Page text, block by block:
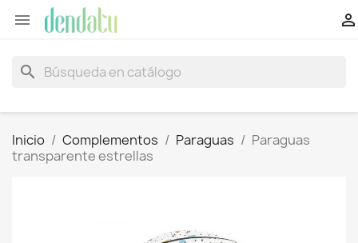
 
search
Inicio Complementos Paraguas
Paraguas
transparente estrellas